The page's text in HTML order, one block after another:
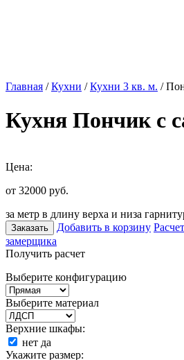
Главная /Кухни /Кухни 3 кв. м. /
Кухня Пончик с
Цена:
от 32000 руб.
за метр в длину верха и низа
Заказать Добавить в корзину
замерщика
Получить расчет
Выберите конфигурацию
Выберите материал
Верхние шкафы:
нет да
Укажите размер: